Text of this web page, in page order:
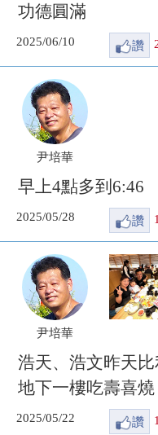
功德圓滿
2025/06/10 讚
尹培華
早上4點多到6:46
2025/05/28 讚
尹培華
浩天、浩文昨天
地下一樓吃壽喜
2025/05/22 讚